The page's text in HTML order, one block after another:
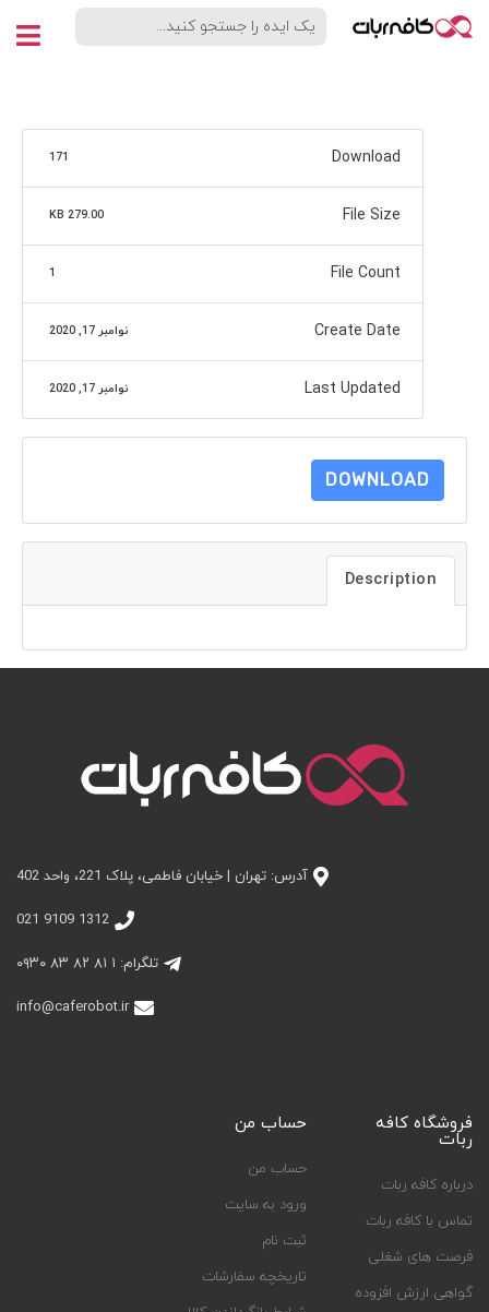
Download
171
File Size
279.00 KB
File Count
1
Create Date نوامبر 17, 2020
Last Updated نوامبر 17, 2020
DOWNLOAD
Description
آدرس: تهران | خیابان فاطمی، پلاک 221، واحد 402
1312 9109 021
تلگرام: ۱ ۸۱ ۸۲ ۸۳ ۰۹۳۰
info@caferobot.ir
فروشگاه کافه
ربات
درباره کافه ربات
تماس با کافه ربات
فرصت های شغلی
گواهی ارزش افزوده
حساب من
حساب من
ورود به سایت
ثبت نام
تاریخچه سفارشات